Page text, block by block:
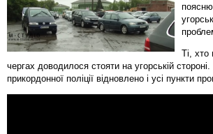
Ті,
чергах доводилося стояти на угорській
прикордонної поліції відновлено і усі пункти